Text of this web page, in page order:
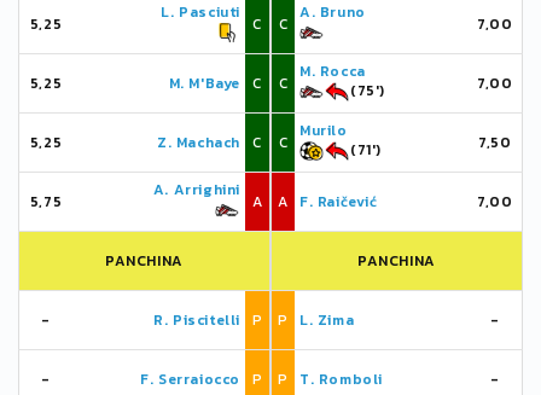
5,25
L. Pasciuti
C
5,25 M. M'Baye C
5,25 Z. Machach C
5,75
A. Arrighini
A
PANCHINA
- R. Piscitelli P
- F. Serraiocco P
C
A. Bruno
7,00
C
M. Rocca
(75')
7,00
C
Murilo
(71')
7,50
A F. Raičević 7,00
PANCHINA
P L. Zima -
P T. Romboli -